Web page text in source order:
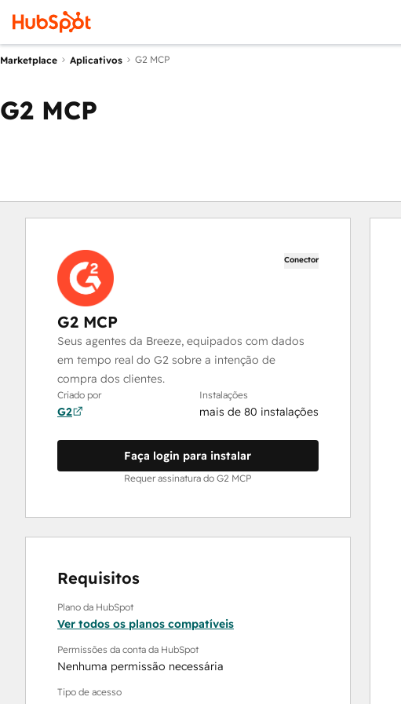
Marketplace Aplicativos G2 MCP
G2 MCP
Conector
G2 MCP
Seus agentes da Breeze, equipados com dados
em tempo real do G2 sobre a intenção de
compra dos clientes.
Criado por
G2
Instalações
mais de 80 instalações
Faça login para instalar
Requer assinatura do G2 MCP
Requisitos
Plano da HubSpot
Ver todos os planos compatíveis
Permissões da conta da HubSpot
Nenhuma permissão necessária
Tipo de acesso